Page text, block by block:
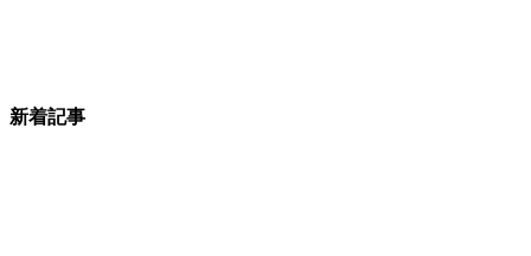
新着記事